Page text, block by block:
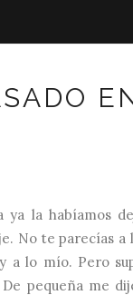
ya la habíamos
No te parecías
a lo mío. Pero
De pequeña me